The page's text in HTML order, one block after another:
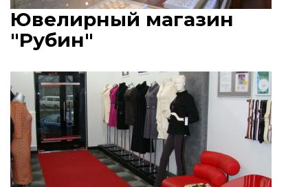
Ювелирный магазин
"Рубин"